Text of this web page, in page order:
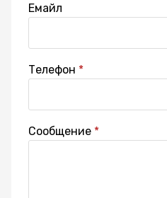
Емайл
Телефон
Сообщение